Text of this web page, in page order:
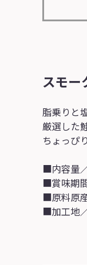
スモー
脂乗りと
厳選した
ちょっぴ
■内容量
■賞味期
■原料原
■加工地